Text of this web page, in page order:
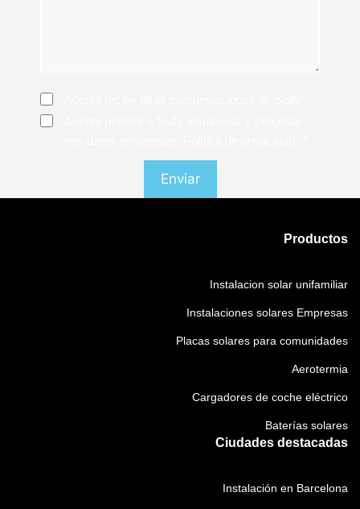
Consentimiento
Consentimiento
Productos
Instalacion solar unifamiliar
Instalaciones solares Empresas
Placas solares para comunidades
Aerotermia
Cargadores de coche eléctrico
Baterías solares
Ciudades destacadas
Instalación en Barcelona